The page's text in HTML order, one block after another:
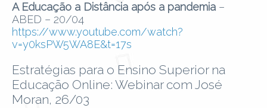
A Educação a Distância após a pandemia –
ABED – 20/04
https://www.youtube.com/watch?
v=y0ksPW5WA8E&t=17s
Estratégias para o Ensino Superior na
Educação Online: Webinar com José
Moran, 26/03